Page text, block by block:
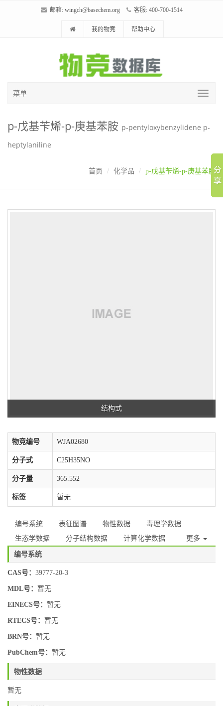
邮箱: wingch@basechem.org 客服: 400-700-1514
我的物竞 帮助中心
菜单
p-戊基苄烯-p-庚基苯胺 p-pentyloxybenzylidene p-
heptylaniline
首页 化学品 p-戊基苄烯-p-庚基苯胺
结构式
物竞编号 WJA02680
分子式 C25H35NO
分子量 365.552
标签 暂无
编号系统 表征图谱 物性数据
毒理学数据
生态学数据
分子结构数据 计算化学数据 更多
编号系统
CAS号： 39777-20-3
MDL号： 暂无
EINECS号： 暂无
RTECS号： 暂无
BRN号： 暂无
PubChem号： 暂无
物性数据
暂无